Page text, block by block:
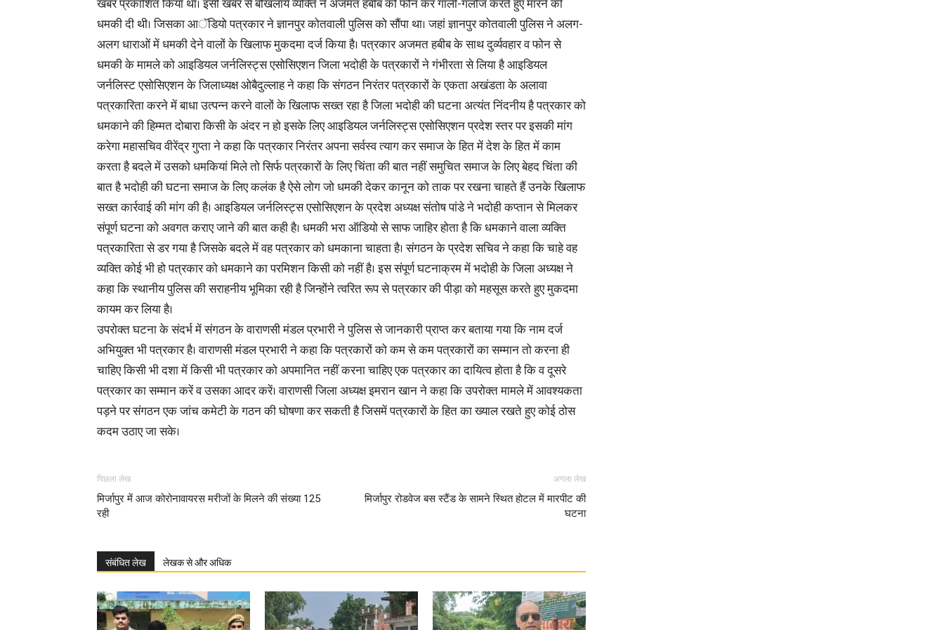
in
Hindi,
Today
Hindi
खबर प्रकाशित किया था। इसी खबर से बौखलाये व्यक्ति ने अजमत हबीब को फोन कर गाली-गलौज करते हुए मारने की
धमकी दी थी। जिसका आॅडियो पत्रकार ने ज्ञानपुर कोतवाली पुलिस को सौंपा था। जहां ज्ञानपुर कोतवाली पुलिस ने अलग-
अलग धाराओं में धमकी देने वालों के खिलाफ मुकदमा दर्ज किया है। पत्रकार अजमत हबीब के साथ दुर्व्यवहार व फोन से
धमकी के मामले को आइडियल जर्नलिस्ट्स एसोसिएशन जिला भदोही के पत्रकारों ने गंभीरता से लिया है आइडियल
जर्नलिस्ट एसोसिएशन के जिलाध्यक्ष ओबैदुल्लाह ने कहा कि संगठन निरंतर पत्रकारों के एकता अखंडता के अलावा
पत्रकारिता करने में बाधा उत्पन्न करने वालों के खिलाफ सख्त रहा है जिला भदोही की घटना अत्यंत निंदनीय है पत्रकार को
धमकाने की हिम्मत दोबारा किसी के अंदर न हो इसके लिए आइडियल जर्नलिस्ट्स एसोसिएशन प्रदेश स्तर पर इसकी मांग
करेगा महासचिव वीरेंद्र गुप्ता ने कहा कि पत्रकार निरंतर अपना सर्वस्व त्याग कर समाज के हित में देश के हित में काम
करता है बदले में उसको धमकियां मिले तो सिर्फ पत्रकारों के लिए चिंता की बात नहीं समुचित समाज के लिए बेहद चिंता की
बात है भदोही की घटना समाज के लिए कलंक है ऐसे लोग जो धमकी देकर कानून को ताक पर रखना चाहते हैं उनके खिलाफ
सख्त कार्रवाई की मांग की है। आइडियल जर्नलिस्ट्स एसोसिएशन के प्रदेश अध्यक्ष संतोष पांडे ने भदोही कप्तान से मिलकर
संपूर्ण घटना को अवगत कराए जाने की बात कही है। धमकी भरा ऑडियो से साफ जाहिर होता है कि धमकाने वाला व्यक्ति
पत्रकारिता से डर गया है जिसके बदले में वह पत्रकार को धमकाना चाहता है। संगठन के प्रदेश सचिव ने कहा कि चाहे वह
व्यक्ति कोई भी हो पत्रकार को धमकाने का परमिशन किसी को नहीं है। इस संपूर्ण घटनाक्रम में भदोही के जिला अध्यक्ष ने
कहा कि स्थानीय पुलिस की सराहनीय भूमिका रही है जिन्होंने त्वरित रूप से पत्रकार की पीड़ा को महसूस करते हुए मुकदमा
कायम कर लिया है।
उपरोक्त घटना के संदर्भ में संगठन के वाराणसी मंडल प्रभारी ने पुलिस से जानकारी प्राप्त कर बताया गया कि नाम दर्ज
अभियुक्त भी पत्रकार है। वाराणसी मंडल प्रभारी ने कहा कि पत्रकारों को कम से कम पत्रकारों का सम्मान तो करना ही
चाहिए किसी भी दशा में किसी भी पत्रकार को अपमानित नहीं करना चाहिए एक पत्रकार का दायित्व होता है कि व दूसरे
पत्रकार का सम्मान करें व उसका आदर करें। वाराणसी जिला अध्यक्ष इमरान खान ने कहा कि उपरोक्त मामले में आवश्यकता
पड़ने पर संगठन एक जांच कमेटी के गठन की घोषणा कर सकती है जिसमें पत्रकारों के हित का ख्याल रखते हुए कोई ठोस
कदम उठाए जा सके।
पिछला लेख
मिर्जापुर में आज कोरोनावायरस मरीजों के मिलने की संख्या 125
रही
अगला लेख
मिर्जापुर रोडवेज बस स्टैंड के सामने स्थित होटल में मारपीट की
घटना
संबंधित लेख लेखक से और अधिक